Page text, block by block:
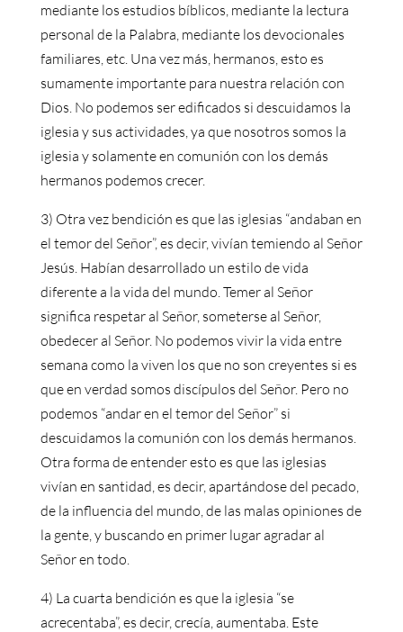
mediante los estudios bíblicos, mediante la lectura
personal de la Palabra, mediante los devocionales
familiares, etc. Una vez más, hermanos, esto es
sumamente importante para nuestra relación con
Dios. No podemos ser edificados si descuidamos la
iglesia y sus actividades, ya que nosotros somos la
iglesia y solamente en comunión con los demás
hermanos podemos crecer.
3) Otra vez bendición es que las iglesias “andaban en
el temor del Señor”, es decir, vivían temiendo al Señor
Jesús. Habían desarrollado un estilo de vida
diferente a la vida del mundo. Temer al Señor
significa respetar al Señor, someterse al Señor,
obedecer al Señor. No podemos vivir la vida entre
semana como la viven los que no son creyentes si es
que en verdad somos discípulos del Señor. Pero no
podemos “andar en el temor del Señor” si
descuidamos la comunión con los demás hermanos.
Otra forma de entender esto es que las iglesias
vivían en santidad, es decir, apartándose del pecado,
de la influencia del mundo, de las malas opiniones de
la gente, y buscando en primer lugar agradar al
Señor en todo.
4) La cuarta bendición es que la iglesia “se
acrecentaba”, es decir, crecía, aumentaba. Este